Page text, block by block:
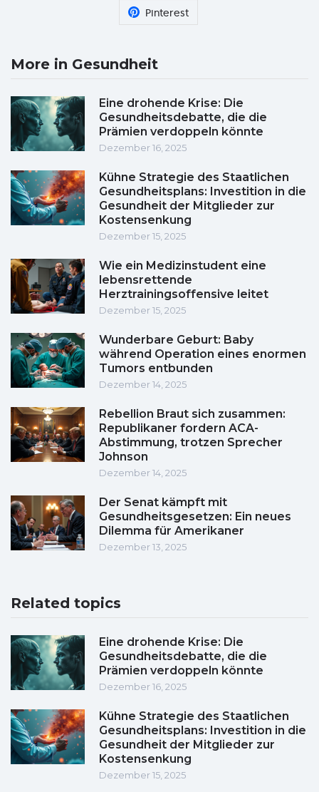
Pinterest
More in Gesundheit
Eine drohende Krise: Die
Gesundheitsdebatte, die die
Prämien verdoppeln könnte
Dezember 16, 2025
Kühne Strategie des Staatlichen
Gesundheitsplans: Investition in die
Gesundheit der Mitglieder zur
Kostensenkung
Dezember 15, 2025
Wie ein Medizinstudent eine
lebensrettende
Herztrainingsoffensive leitet
Dezember 15, 2025
Wunderbare Geburt: Baby
während Operation eines enormen
Tumors entbunden
Dezember 14, 2025
Rebellion Braut sich zusammen:
Republikaner fordern ACA-
Abstimmung, trotzen Sprecher
Johnson
Dezember 14, 2025
Der Senat kämpft mit
Gesundheitsgesetzen: Ein neues
Dilemma für Amerikaner
Dezember 13, 2025
Related topics
Eine drohende Krise: Die
Gesundheitsdebatte, die die
Prämien verdoppeln könnte
Dezember 16, 2025
Kühne Strategie des Staatlichen
Gesundheitsplans: Investition in die
Gesundheit der Mitglieder zur
Kostensenkung
Dezember 15, 2025